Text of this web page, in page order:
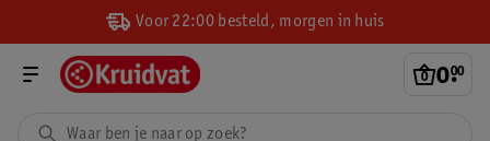
Voor 22:00 besteld, morgen in huis
0.
00